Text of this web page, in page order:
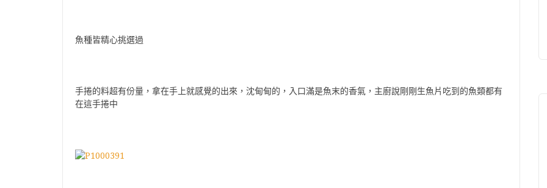
魚種皆精心挑選過
手捲的料超有份量，拿在手上就感覺的出來，沈甸甸的，入口滿是魚末的香氣，主廚說剛剛生魚片吃到的魚類都有
在這手捲中